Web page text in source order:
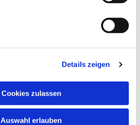
Details zeigen
Cookies zulassen
Auswahl erlauben